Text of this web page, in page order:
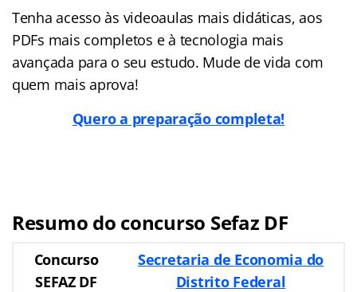
Tenha acesso às videoaulas mais didáticas, aos
PDFs mais completos e à tecnologia mais
avançada para o seu estudo. Mude de vida com
quem mais aprova!
Quero a preparação completa!
Resumo do concurso Sefaz DF
Concurso
SEFAZ DF
Secretaria de Economia do
Distrito Federal